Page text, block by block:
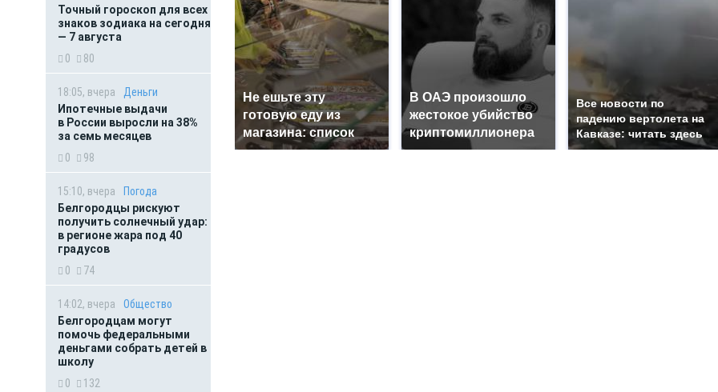
Точный гороскоп для всех
знаков зодиака на сегодня
— 7 августа
0
80
18:05, вчера
Деньги
Ипотечные выдачи
в России выросли на 38%
за семь месяцев
0
98
15:10, вчера
Погода
Белгородцы рискуют
получить солнечный удар:
в регионе жара под 40
градусов
0
74
14:02, вчера
Общество
Белгородцам могут
помочь федеральными
деньгами собрать детей в
школу
0
132
Не ешьте эту
готовую еду из
магазина: список
В ОАЭ произошло
жестокое убийство
криптомиллионера
Все новости по
падению вертолета на
Кавказе: читать здесь